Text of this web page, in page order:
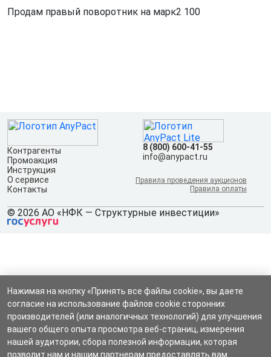
Продам правый поворотник на марк2 100
Контрагенты
Промоакция
Инструкция
О сервисе
Контакты
8 (800) 600-41-55
info@anypact.ru
Правила проведения аукционов
Правила оплаты
© 2026 АО «НФК — Структурные инвестиции»
Нажимая на кнопку «Принять все файлы cookie», вы даете
согласие на использование файлов cookie сторонних
производителей (или аналогичных технологий) для улучшения
вашего общего опыта просмотра веб-страниц, измерения
нашей аудитории, сбора полезной информации, которая
позволит нам и нашим партнерам предоставлять вам